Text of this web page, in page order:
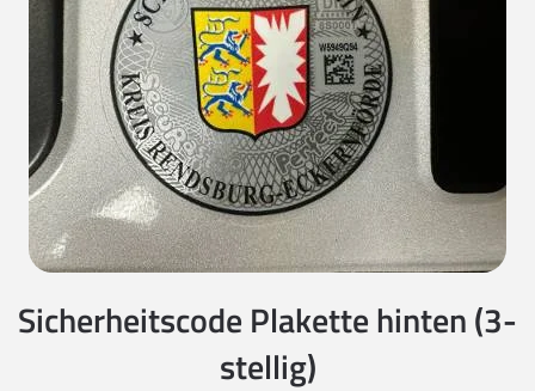
Sicherheitscode Plakette hinten (3-
stellig)